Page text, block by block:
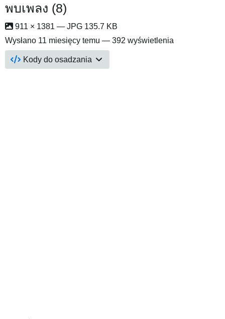
พบเพลง (8)
911 × 1381 — JPG 135.7 KB
Wysłano 11 miesięcy temu — 392 wyświetlenia
Kody do osadzania